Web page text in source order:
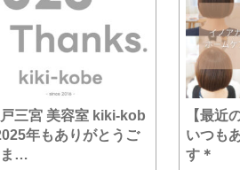
戸三宮 美容室 kiki-kob
年もありがとうご
ま…
【最近
いつも
す＊